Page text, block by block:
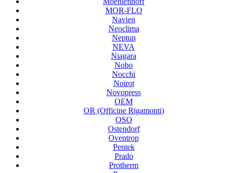
MOR-FLO
Navien
Neoclima
Neptun
NEVA
Niagara
Nobo
Nocchi
Noirot
Novopress
OEM
OR (Officine Rigamonti)
OSO
Ostendorf
Oventrop
Pentek
Prado
Protherm